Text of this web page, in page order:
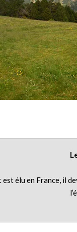
est élu en France, il